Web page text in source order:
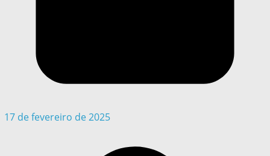
17 de fevereiro de 2025